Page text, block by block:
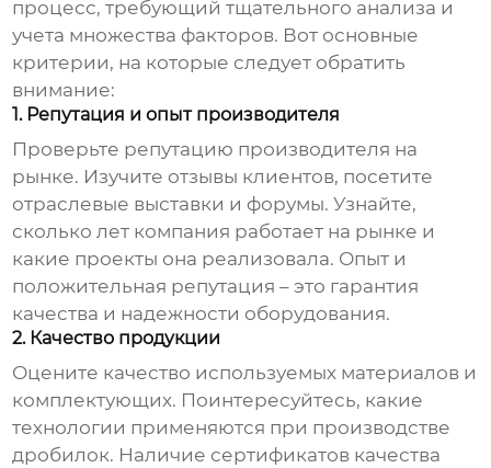
процесс, требующий тщательного анализа и
учета множества факторов. Вот основные
критерии, на которые следует обратить
внимание:
1. Репутация и опыт производителя
Проверьте репутацию производителя на
рынке. Изучите отзывы клиентов, посетите
отраслевые выставки и форумы. Узнайте,
сколько лет компания работает на рынке и
какие проекты она реализовала. Опыт и
положительная репутация – это гарантия
качества и надежности оборудования.
2. Качество продукции
Оцените качество используемых материалов и
комплектующих. Поинтересуйтесь, какие
технологии применяются при производстве
дробилок. Наличие сертификатов качества